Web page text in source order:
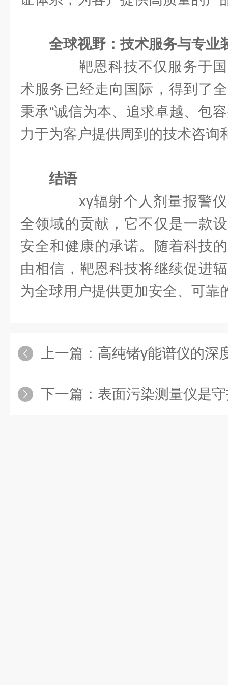
全球视野：技术服务与专业
靶恩科技不仅服务于国
术服务已经走向国际，得到了
秉承“诚信为本、追求卓越、包
力于为客户提供周到的技术咨询
结语
xγ辐射个人剂量报警仪
全领域的贡献，它不仅是一款
安全和健康的承诺。随着科技
由相信，靶恩科技将继续促进
为全球用户提供更加安全、可靠
上一篇： 高纯锗γ能谱仪的深
下一篇： 表面污染测量仪是守护